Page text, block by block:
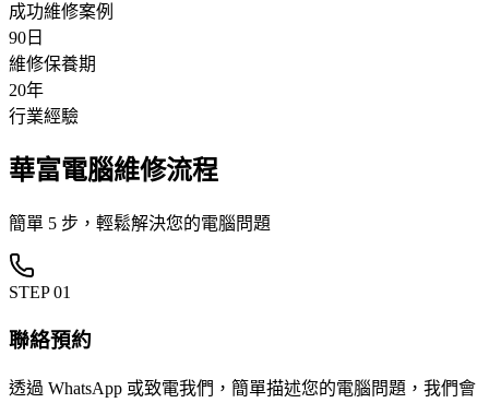
成功維修案例
90日
維修保養期
20年
行業經驗
華富電腦維修流程
簡單 5 步，輕鬆解決您的電腦問題
STEP01
聯絡預約
透過 WhatsApp 或致電我們，簡單描述您的電腦問題，我們會